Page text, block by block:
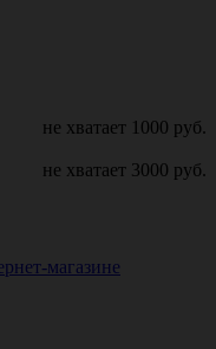
не хватает 1000 руб.
не хватает 3000 руб.
магазине